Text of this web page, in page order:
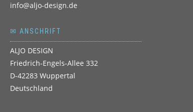
info@aljo-design.de
✉ ANSCHRIFT
ALJO DESIGN
Friedrich-Engels-Allee 332
D-42283 Wuppertal
Deutschland